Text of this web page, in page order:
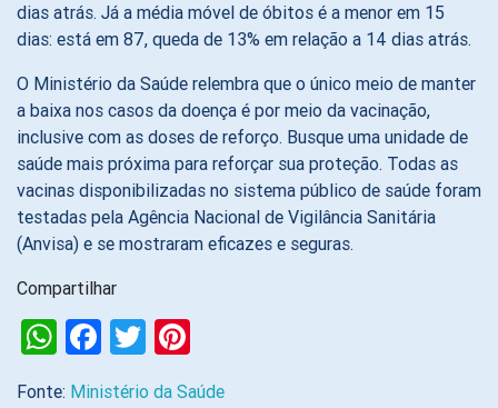
dias atrás. Já a média móvel de óbitos é a menor em 15
dias: está em 87, queda de 13% em relação a 14 dias atrás.
O Ministério da Saúde relembra que o único meio de manter
a baixa nos casos da doença é por meio da vacinação,
inclusive com as doses de reforço. Busque uma unidade de
saúde mais próxima para reforçar sua proteção. Todas as
vacinas disponibilizadas no sistema público de saúde foram
testadas pela Agência Nacional de Vigilância Sanitária
(Anvisa) e se mostraram eficazes e seguras.
Compartilhar
WhatsApp
Facebook
Twitter
Fonte: Ministério da Saúde